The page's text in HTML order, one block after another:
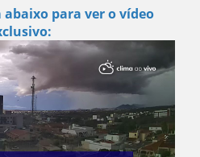
para ver o vídeo